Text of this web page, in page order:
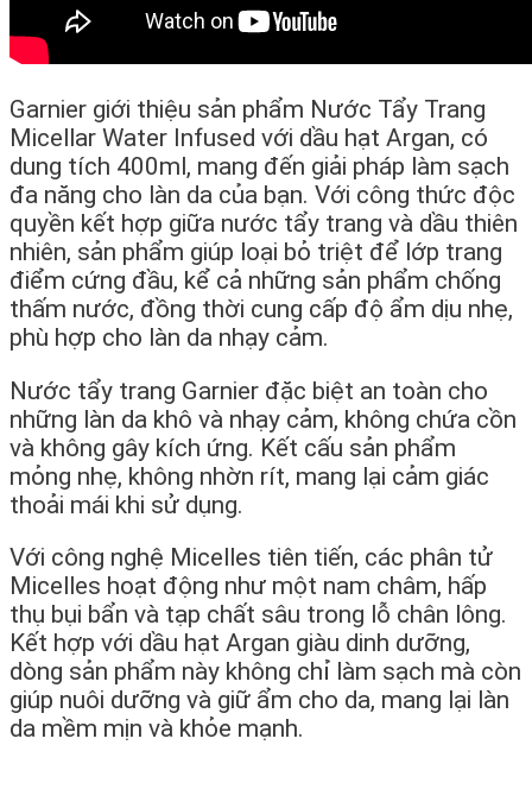
Garnier giới thiệu sản phẩm Nước Tẩy Trang
Micellar Water Infused với dầu hạt Argan, có
dung tích 400ml, mang đến giải pháp làm sạch
đa năng cho làn da của bạn. Với công thức độc
quyền kết hợp giữa nước tẩy trang và dầu thiên
nhiên, sản phẩm giúp loại bỏ triệt để lớp trang
điểm cứng đầu, kể cả những sản phẩm chống
thấm nước, đồng thời cung cấp độ ẩm dịu nhẹ,
phù hợp cho làn da nhạy cảm.
Nước tẩy trang Garnier đặc biệt an toàn cho
những làn da khô và nhạy cảm, không chứa cồn
và không gây kích ứng. Kết cấu sản phẩm
mỏng nhẹ, không nhờn rít, mang lại cảm giác
thoải mái khi sử dụng.
Với công nghệ Micelles tiên tiến, các phân tử
Micelles hoạt động như một nam châm, hấp
thụ bụi bẩn và tạp chất sâu trong lỗ chân lông.
Kết hợp với dầu hạt Argan giàu dinh dưỡng,
dòng sản phẩm này không chỉ làm sạch mà còn
giúp nuôi dưỡng và giữ ẩm cho da, mang lại làn
da mềm mịn và khỏe mạnh.